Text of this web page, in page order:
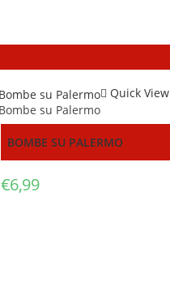
Quick View
BOMBE SU PALERMO
€6,99